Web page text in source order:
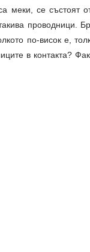
меки, се състоят
проводници.
по-висок е,
в контакта?